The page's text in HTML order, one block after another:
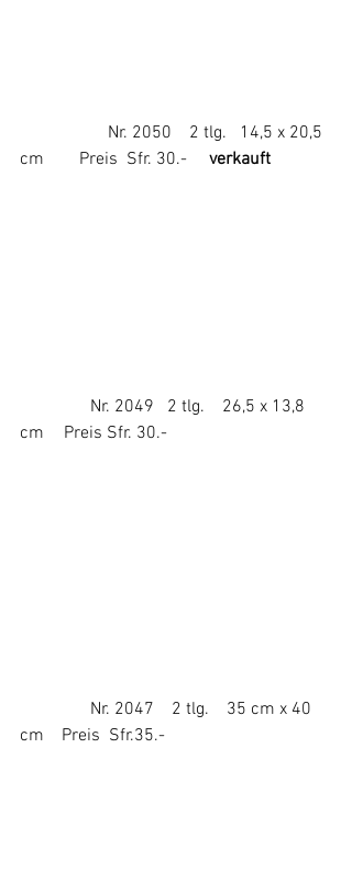
cm        Preis  Sfr. 30.-
  verkauft
cm	Preis Sfr. 30.-
cm    Preis  Sfr.35.-